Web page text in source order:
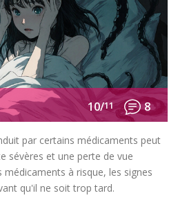
10/11 8
par certains médicaments peut
sévères et une perte de vue
à risque, les signes
qu'il ne soit trop tard.